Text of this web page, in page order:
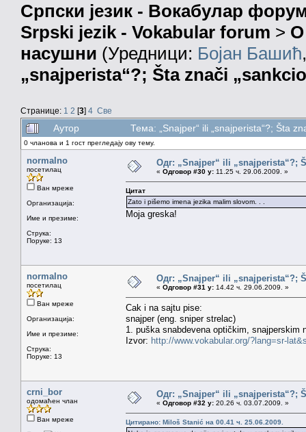
Српски језик - Вокабулар
Srpski jezik - Vokabular forum > О
насушни (Уредници: Бојан Башић
„snajperista“?; Šta znači
Странице: 1 2 [3] 4 Све
Аутор Тема: „Snajper“ ili „snajperista“?; Šta
0 чланова и 1 гост прегледају ову тему.
normalno
посетилац
Ван мреже
Организација:
Име и презиме:
Струка:
Поруке: 13
Одг: „Snajper“ ili „snajperista“?;
« Одговор #30 у: 11.25 ч. 29.06.2009. »
Цитат
Zato i pišemo imena jezika malim slovom. . .
Moja greska!
normalno
посетилац
Ван мреже
Организација:
Име и презиме:
Струка:
Поруке: 13
Одг: „Snajper“ ili „snajperista“?;
« Одговор #31 у: 14.42 ч. 29.06.2009. »
Cak i na sajtu pise:
snajper (eng. sniper strelac)
1. puška snabdevena optičkim,
Izvor: http://www.vokabular.org/?lang=sr-
crni_bor
одомаћен члан
Ван мреже
Одг: „Snajper“ ili „snajperista“?;
« Одговор #32 у: 20.26 ч. 03.07.2009. »
Цитирано: Miloš Stanić на 00.41 ч. 25.06.2009.